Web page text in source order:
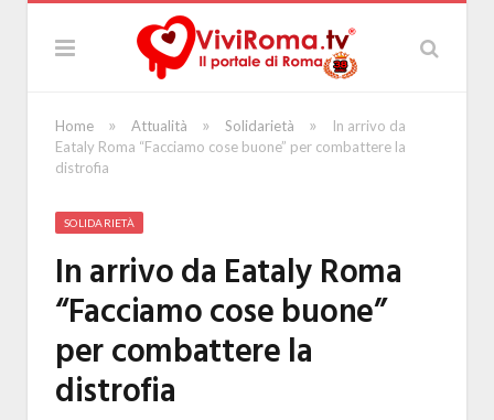
Home » Attualità » Solidarietà »
In arrivo da
Eataly Roma “Facciamo cose buone” per combattere la
distrofia
SOLIDARIETÀ
In arrivo da Eataly Roma
“Facciamo cose buone”
per combattere la
distrofia